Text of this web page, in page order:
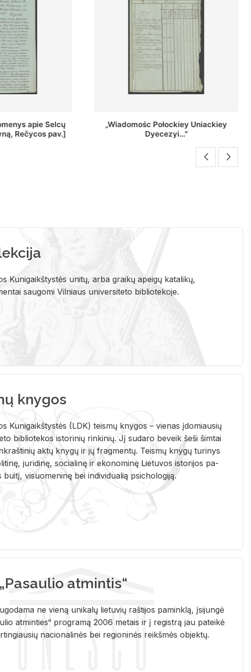
Uniackiey
Regestr Parochow Dekanatu
Brzeskiego
Kunigaikštystės unitų, arba graikų apeigų katalikų,
saugomi Vilniaus universiteto bibliotekoje.
knygos
Ku­ni­gaikš­tys­tės (LDK) teis­mų kny­gos – vie­nas įdo­miau­sių
bi­b­lio­te­kos is­to­ri­nių rin­ki­nių. Jį su­da­ro be­veik šeši šim­tai
aktų kny­gų ir jų frag­men­tų. Teis­mų kny­gų tu­ri­nys
ju­ri­di­nę, so­cia­li­nę ir eko­no­mi­nę Lie­tu­vos is­to­ri­jos pa­
bui­tį, vi­suo­me­ni­nę bei in­di­vi­dua­lią psi­cho­lo­gi­ją.
atmintis“
ne vieną unikalų lietuvių raštijos paminklą, įsijungė
atminties“ programą 2006 metais ir į registrą jau pateikė
nacionalinės bei regioninės reikšmės objektų.